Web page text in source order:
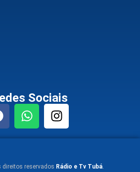
Sociais
reservados Rádio e Tv Tubá.